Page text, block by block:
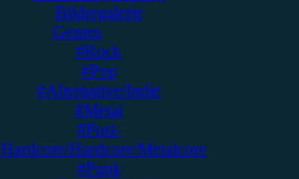
Bildergalerie
Genres
#Rock
#Pop
#Alternative/Indie
#Metal
#Post-
Hardcore/Hardcore/Metalcore
#Punk